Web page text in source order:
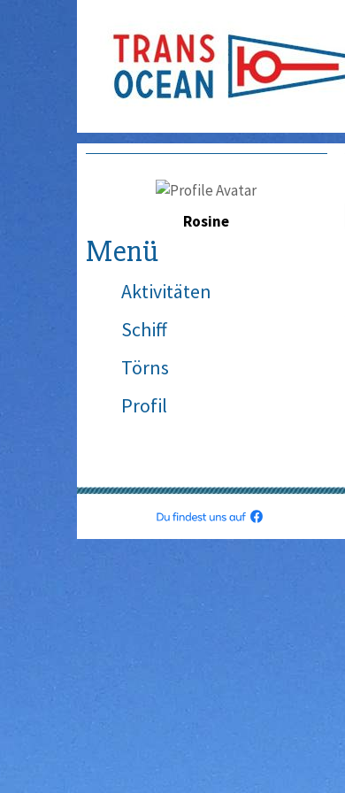
Rosine
Menü
Aktivitäten
Schiff
Törns
Profil